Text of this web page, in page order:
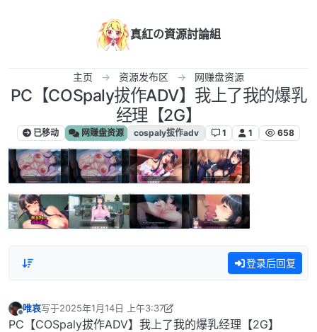
真紅の資源討論組
主页 资源发布区 网赚盘资源
PC【COSpaly拔作ADV】我上了我的爆乳
经理【2G】
已移动 网赚盘资源 cospaly拔作adv 1 1 658
登录后回复
离线
唯哀写于2025年1月14日 上午3:37
最后由 唯哀 编辑2025年1月13日 下午9:38
PC【COSpaly拔作ADV】我上了我的爆乳经理【2G】